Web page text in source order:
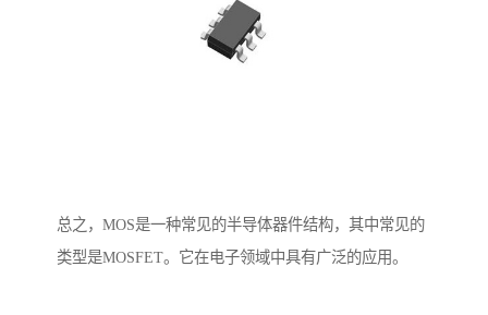
总之，MOS是一种常见的半导体器件结构，其中常见的
类型是MOSFET。它在电子领域中具有广泛的应用。